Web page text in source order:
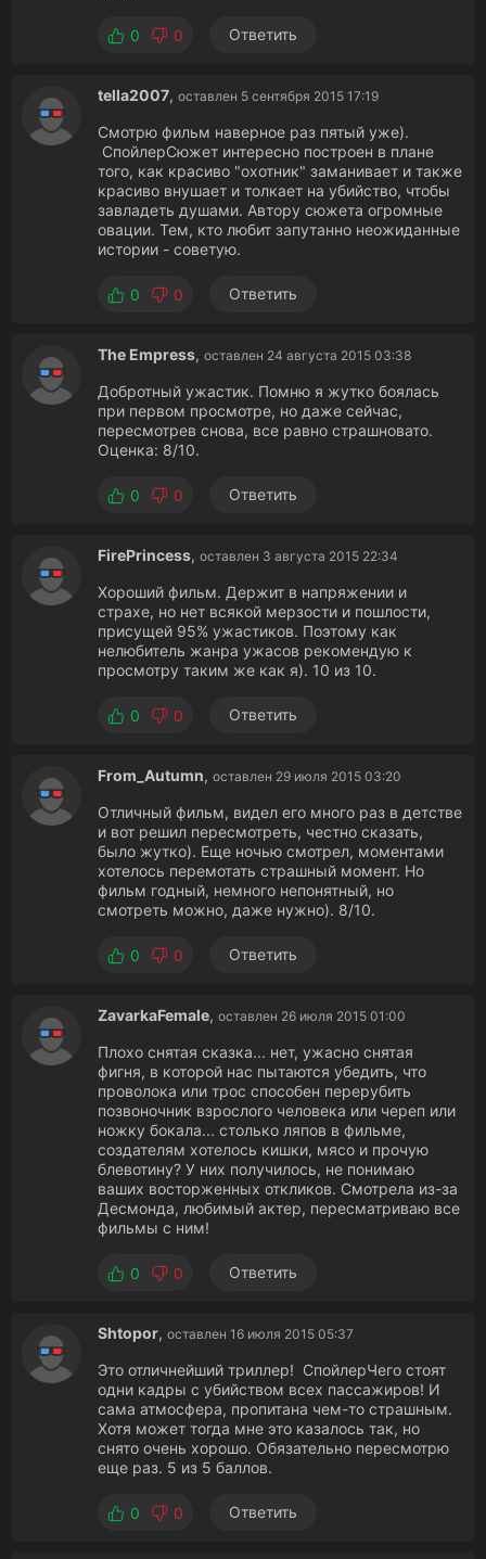
0 0 Ответить
tella2007, оставлен 5 сентября 2015 17:19
Смотрю фильм наверное раз пятый уже).
СпойлерСюжет интересно построен в плане
того, как красиво "охотник" заманивает и также
красиво внушает и толкает на убийство, чтобы
завладеть душами. Автору сюжета огромные
овации. Тем, кто любит запутанно неожиданные
истории - советую.
0 0 Ответить
The Empress, оставлен 24 августа 2015 03:38
Добротный ужастик. Помню я жутко боялась
при первом просмотре, но даже сейчас,
пересмотрев снова, все равно страшновато.
Оценка: 8/10.
0 0 Ответить
FirePrincess, оставлен 3 августа 2015 22:34
Хороший фильм. Держит в напряжении и
страхе, но нет всякой мерзости и пошлости,
присущей 95% ужастиков. Поэтому как
нелюбитель жанра ужасов рекомендую к
просмотру таким же как я). 10 из 10.
0 0 Ответить
From_Autumn, оставлен 29 июля 2015 03:20
Отличный фильм, видел его много раз в детстве
и вот решил пересмотреть, честно сказать,
было жутко). Еще ночью смотрел, моментами
хотелось перемотать страшный момент. Но
фильм годный, немного непонятный, но
смотреть можно, даже нужно). 8/10.
0 0 Ответить
ZavarkaFemale, оставлен 26 июля 2015 01:00
Плохо снятая сказка... нет, ужасно снятая
фигня, в которой нас пытаются убедить, что
проволока или трос способен перерубить
позвоночник взрослого человека или череп или
ножку бокала... столько ляпов в фильме,
создателям хотелось кишки, мясо и прочую
блевотину? У них получилось, не понимаю
ваших восторженных откликов. Смотрела из-за
Десмонда, любимый актер, пересматриваю все
фильмы с ним!
0 0 Ответить
Shtopor, оставлен 16 июля 2015 05:37
Это отличнейший триллер! СпойлерЧего стоят
одни кадры с убийством всех пассажиров! И
сама атмосфера, пропитана чем-то страшным.
Хотя может тогда мне это казалось так, но
снято очень хорошо. Обязательно пересмотрю
еще раз. 5 из 5 баллов.
0 0 Ответить